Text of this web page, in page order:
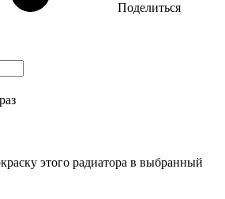
Поделиться
раз
этого радиатора в выбранный